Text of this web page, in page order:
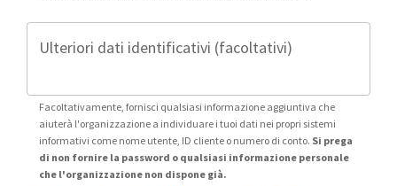
Ulteriori dati identificativi (facoltativi)
Facoltativamente, fornisci qualsiasi informazione aggiuntiva che
aiuterà l'organizzazione a individuare i tuoi dati nei propri sistemi
informativi come nome utente, ID cliente o numero di conto. Si prega
di non fornire la password o qualsiasi informazione personale
che l'organizzazione non dispone già.